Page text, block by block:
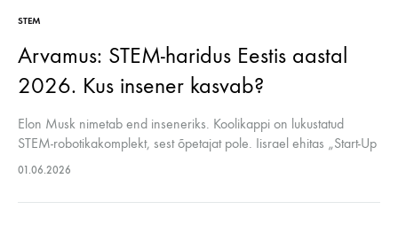
STEM
Arvamus: STEM-haridus Eestis aastal
2026. Kus insener kasvab?
Elon Musk nimetab end inseneriks. Koolikappi on lukustatud
STEM-robotikakomplekt, sest õpetajat pole. Iisrael ehitas „Start-Up
Nationi” täpselt sellest kohast, kus Eesti praegu seisab.
01.06.2026